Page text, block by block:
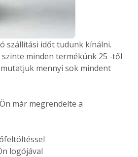
szállítási időt tudunk kínálni.
minden termékünk 25 -től
mennyi sok mindent
már megrendelte a
logójával